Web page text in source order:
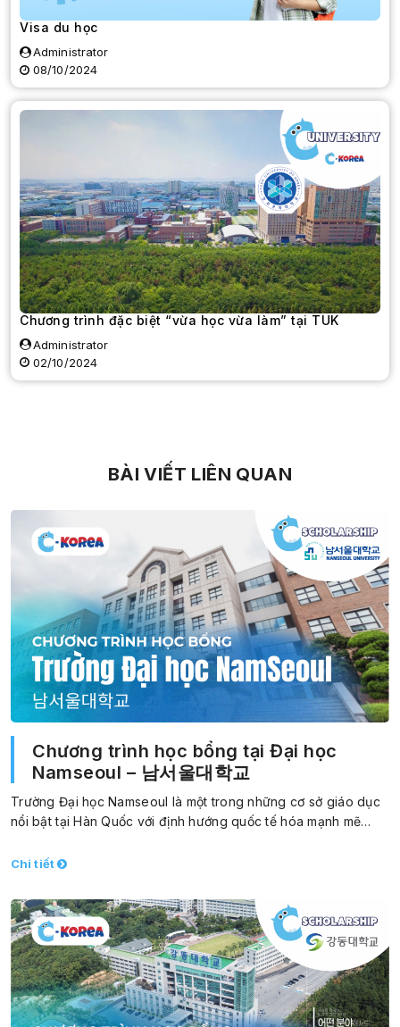
Visa du học
Administrator
08/10/2024
Chương trình đặc biệt “vừa học vừa làm” tại TUK
Administrator
02/10/2024
BÀI VIẾT LIÊN QUAN
Chương trình học bổng tại Đại học
Namseoul – 남서울대학교
Trường Đại học Namseoul là một trong những cơ sở giáo dục
nổi bật tại Hàn Quốc với định hướng quốc tế hóa mạnh mẽ…
Chi tiết